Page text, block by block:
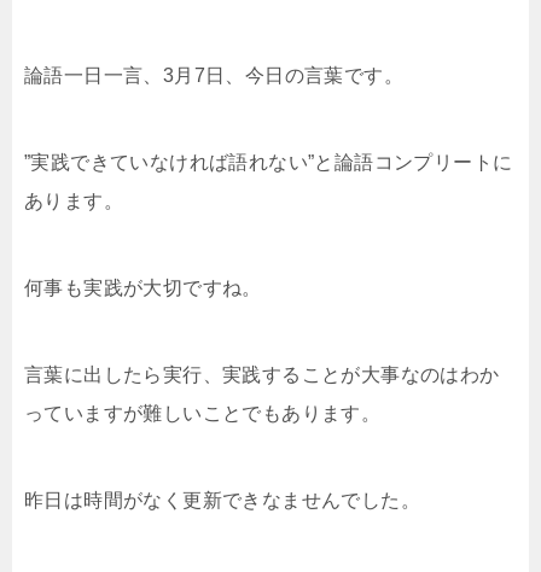
論語一日一言、3月7日、今日の言葉です。
”実践できていなければ語れない”と論語コンプリートに
あります。
何事も実践が大切ですね。
言葉に出したら実行、実践することが大事なのはわか
っていますが難しいことでもあります。
昨日は時間がなく更新できなませんでした。